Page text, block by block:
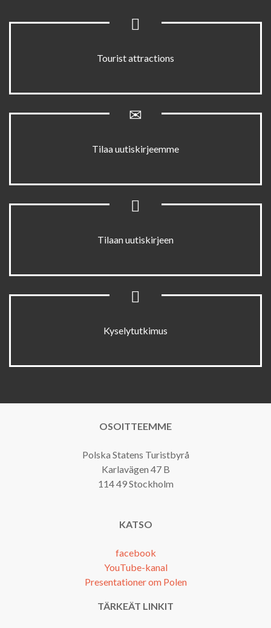
Tourist attractions
Tilaa uutiskirjeemme
Tilaan uutiskirjeen
Kyselytutkimus
OSOITTEEMME
Polska Statens Turistbyrå
Karlavägen 47 B
114 49 Stockholm
KATSO
facebook
YouTube-kanal
Presentationer om Polen
TÄRKEÄT LINKIT